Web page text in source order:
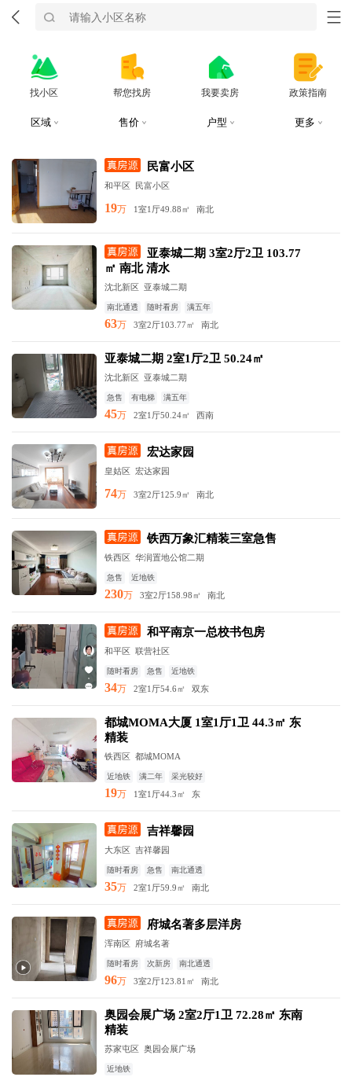
找小区 帮您找房 我要卖房 政策指南
区域 售价 户型 更多
民富小区
和平区 民富小区
19万 1室1厅49.88㎡ 南北
亚泰城二期 3室2厅2卫 103.77
㎡ 南北 清水
沈北新区 亚泰城二期
南北通透 随时看房 满五年
63万 3室2厅103.77㎡ 南北
亚泰城二期 2室1厅2卫 50.24㎡
沈北新区 亚泰城二期
急售 有电梯 满五年
45万 2室1厅50.24㎡ 西南
宏达家园
皇姑区 宏达家园
74万 3室2厅125.9㎡ 南北
铁西万象汇精装三室急售
铁西区 华润置地公馆二期
急售 近地铁
230万 3室2厅158.98㎡ 南北
和平南京一总校书包房
和平区 联营社区
随时看房 急售 近地铁
34万 2室1厅54.6㎡ 双东
都城MOMA大厦 1室1厅1卫 44.3㎡ 东
精装
铁西区 都城MOMA
近地铁 满二年 采光较好
19万 1室1厅44.3㎡ 东
吉祥馨园
大东区 吉祥馨园
随时看房 急售 南北通透
35万 2室1厅59.9㎡ 南北
府城名著多层洋房
浑南区 府城名著
随时看房 次新房 南北通透
96万 3室2厅123.81㎡ 南北
奥园会展广场 2室2厅1卫 72.28㎡ 东南
精装
苏家屯区 奥园会展广场
近地铁